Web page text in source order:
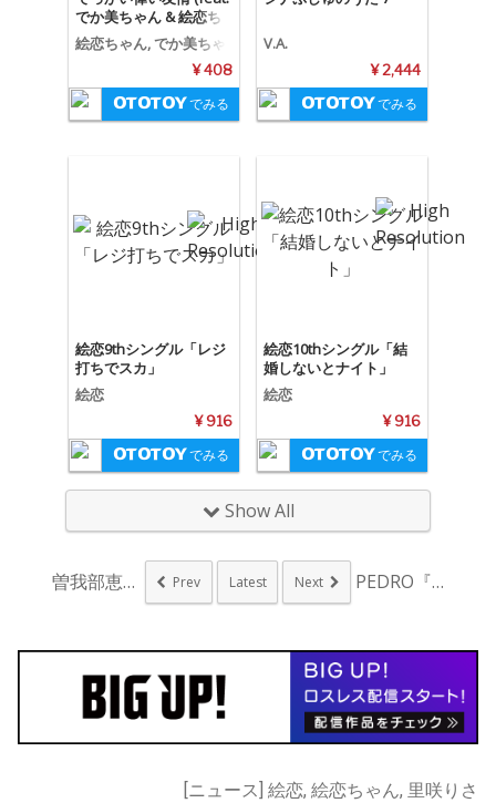
でか美ちゃん & 絵恋ち
ゃん)
絵恋ちゃん, でか美ちゃ
ん, でかえれ友情物語¥ 408
でみる
V.A.
¥ 2,444
でみる
絵恋9thシングル「レジ
打ちでスカ」
絵恋
¥ 916
でみる
絵恋10thシングル「結
婚しないとナイト」
絵恋
¥ 916
でみる
Show All
曽我部恵一の"カレー... Prev Latest Next PEDRO『衝動人間...
[ニュース] 絵恋, 絵恋ちゃん, 里咲りさ